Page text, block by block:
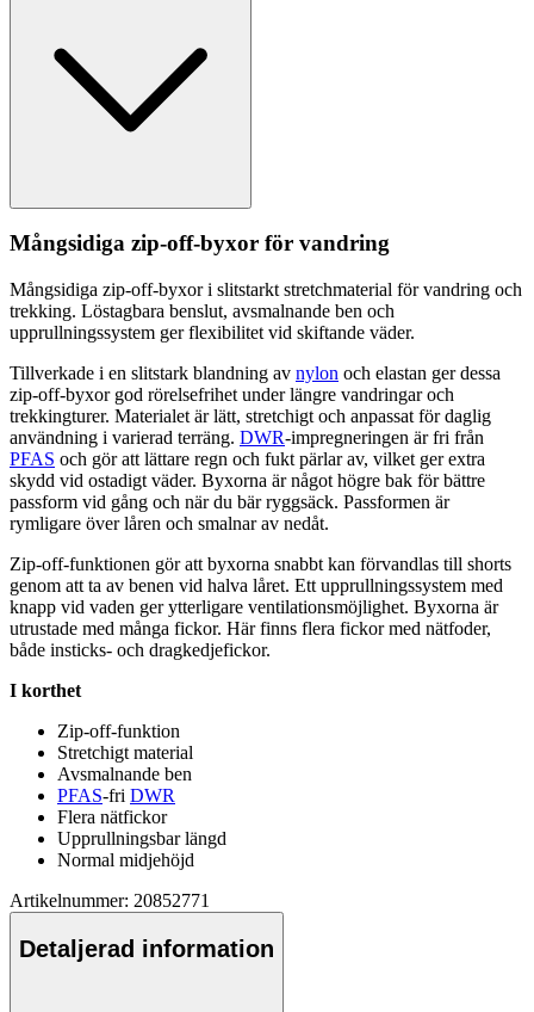
Mångsidiga zip-off-byxor för vandring
Mångsidiga zip-off-byxor i slitstarkt stretchmaterial för vandring och
trekking. Löstagbara benslut, avsmalnande ben och
upprullningssystem ger flexibilitet vid skiftande väder.
Tillverkade i en slitstark blandning av nylon och elastan ger dessa
zip-off-byxor god rörelsefrihet under längre vandringar och
trekkingturer. Materialet är lätt, stretchigt och anpassat för daglig
användning i varierad terräng. DWR-impregneringen är fri från
PFAS och gör att lättare regn och fukt pärlar av, vilket ger extra
skydd vid ostadigt väder. Byxorna är något högre bak för bättre
passform vid gång och när du bär ryggsäck. Passformen är
rymligare över låren och smalnar av nedåt.
Zip-off-funktionen gör att byxorna snabbt kan förvandlas till shorts
genom att ta av benen vid halva låret. Ett upprullningssystem med
knapp vid vaden ger ytterligare ventilationsmöjlighet. Byxorna är
utrustade med många fickor. Här finns flera fickor med nätfoder,
både insticks- och dragkedjefickor.
I korthet
Zip-off-funktion
Stretchigt material
Avsmalnande ben
PFAS-fri DWR
Flera nätfickor
Upprullningsbar längd
Normal midjehöjd
Artikelnummer: 20852771
Detaljerad information